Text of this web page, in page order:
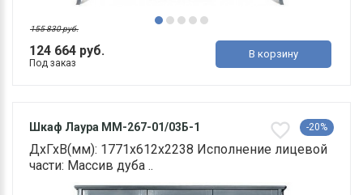
124 664 руб.
155 830 руб.
Под заказ
В корзину
Шкаф Лаура ММ-267-01/03Б-1 -20%
ДхГхВ(мм): 1771х612х2238 Исполнение лицевой
части: Массив дуба ..